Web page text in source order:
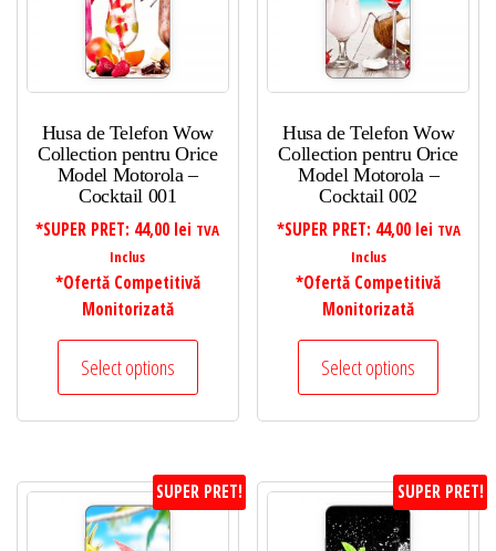
Husa de Telefon Wow
Collection pentru Orice
Model Motorola –
Cocktail 001
*SUPER PRET: 44,00 lei TVA
Inclus
*Ofertă Competitivă
Monitorizată
Select options
Husa de Telefon Wow
Collection pentru Orice
Model Motorola –
Cocktail 002
*SUPER PRET: 44,00 lei TVA
Inclus
*Ofertă Competitivă
Monitorizată
Select options
SUPER PRET! SUPER PRET!